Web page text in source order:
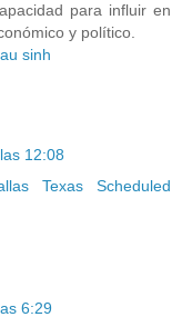
para influir en
y político.
sinh
12:08
Texas Scheduled
6:29